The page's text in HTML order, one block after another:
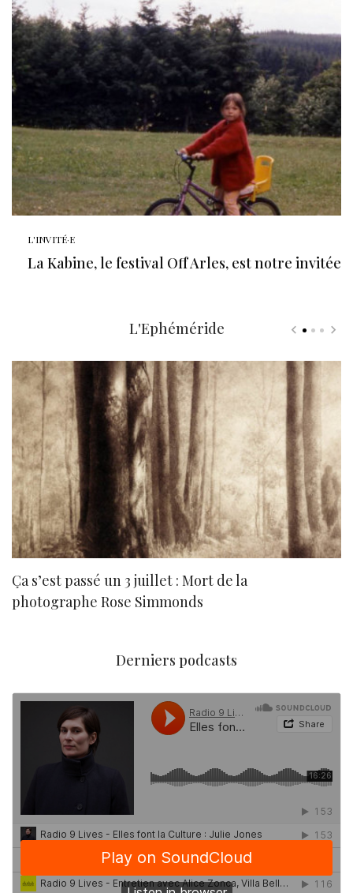
L'INVITÉ·E
La Kabine, le festival Off Arles, est notre invitée
L'Ephéméride
Ça s’est passé un 3 juillet : Mort de la
photographe Rose Simmonds
Derniers podcasts